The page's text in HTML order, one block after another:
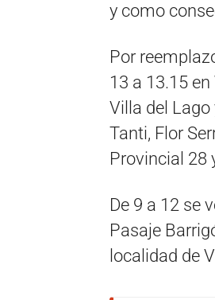
y como
Por
13 a 13.15
Villa del Lago
Tanti, Flor
Provincial 28
De 9 a 12 se
Pasaje
localidad de